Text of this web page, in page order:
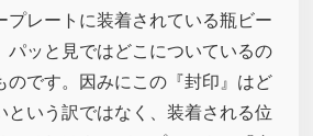
プレートに装着されている瓶ビー
パッと見ではどこについているの
のです。因みにこの『封印』はど
という訳ではなく、装着される位